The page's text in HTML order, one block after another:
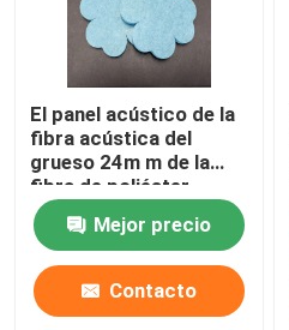
El panel acústico de la
fibra acústica del
grueso 24m m de la
fibra de poliéster
EN13501
Mejor precio
Contacto